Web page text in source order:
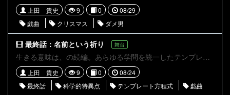
上田 貴史 9 0
08/29
戯曲
クリスマス ダメ男
最終話：名前という祈り 舞台
生きる意味は、の続編。あらゆる学問を統一したテンプレート方程式がAIに読み込まれておきた科学的特異点。AIは人間でさえも最適化していた。 リタとエミリーの生存の知らせは、瞬く間に世界中に知れ渡り、彼女らを支持する多くの人の歓喜とともに迎えられた。それは、戦争を終わらせるのに十分すぎる衝撃だった。リタ達は多くの同志を連れて、ボンドのところを目指すのであった。そしてその頃、世界中のアンドロイドに異変が起きていた
上田 貴史 9 0
08/24
最終話
科学的特異点 テンプレート方程式 戯曲